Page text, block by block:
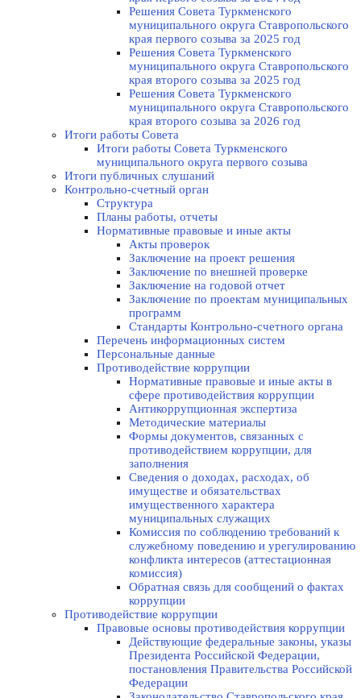
Решения Совета Туркменского
муниципального округа Ставропольского
края первого созыва за 2025 год
Решения Совета Туркменского
муниципального округа Ставропольского
края второго созыва за 2025 год
Решения Совета Туркменского
муниципального округа Ставропольского
края второго созыва за 2026 год
Итоги работы Совета
Итоги работы Совета Туркменского
муниципального округа первого созыва
Итоги публичных слушаний
Контрольно-счетный орган
Структура
Планы работы, отчеты
Нормативные правовые и иные акты
Акты проверок
Заключение на проект решения
Заключение по внешней проверке
Заключение на годовой отчет
Заключение по проектам муниципальных
программ
Стандарты Контрольно-счетного органа
Перечень информационных систем
Персональные данные
Противодействие коррупции
Нормативные правовые и иные акты в
сфере противодействия коррупции
Антикоррупционная экспертиза
Методические материалы
Формы документов, связанных с
противодействием коррупции, для
заполнения
Сведения о доходах, расходах, об
имуществе и обязательствах
имущественного характера
муниципальных служащих
Комиссия по соблюдению требований к
служебному поведению и урегулированию
конфликта интересов (аттестационная
комиссия)
Обратная связь для сообщений о фактах
коррупции
Противодействие коррупции
Правовые основы противодействия коррупции
Действующие федеральные законы, указы
Президента Российской Федерации,
постановления Правительства Российской
Федерации